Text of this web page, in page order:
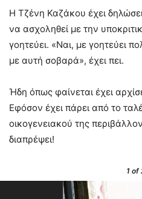
Η Τζένη Καζάκου έχει
να ασχοληθεί με την
γοητεύει. «Ναι, µε γοητεύει
µε αυτή σοβαρά», έχει πει.
Ήδη όπως φαίνεται έχει
Εφόσον έχει πάρει από το
οικογενειακού της
διαπρέψει!
1of